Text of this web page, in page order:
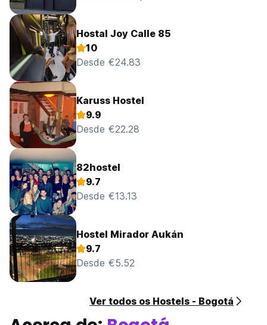
Hostal Joy Calle 85
10
Desde €24.83
Karuss Hostel
9.9
Desde €22.28
82hostel
9.7
Desde €13.13
Hostel Mirador Aukán
9.7
Desde €5.52
Ver todos os Hostels - Bogotá